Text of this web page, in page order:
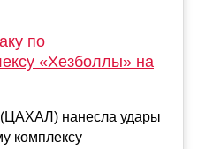
по
«Хезболлы» на
нанесла удары
комплексу